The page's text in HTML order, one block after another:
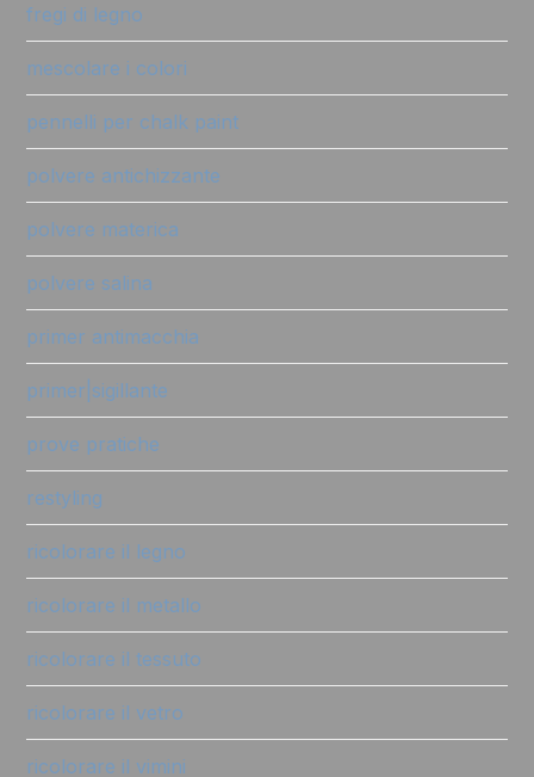
fregi di legno
mescolare i colori
pennelli per chalk paint
polvere antichizzante
polvere materica
polvere salina
primer antimacchia
primer|sigillante
prove pratiche
restyling
ricolorare il legno
ricolorare il metallo
ricolorare il tessuto
ricolorare il vetro
ricolorare il vimini